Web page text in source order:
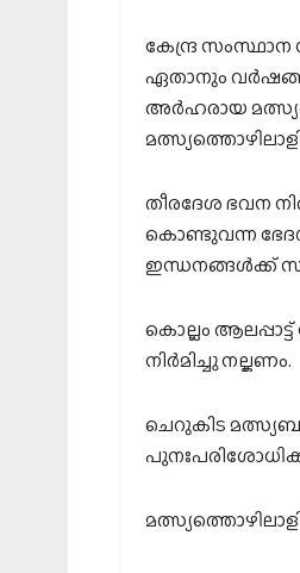
കേന്ദ്ര സംസ്ഥാന
ഏതാനും
അര്‍ഹരായ
തീരദേശ ഭവന
കൊണ്ടുവന്ന
ഇന്ധനങ്ങള്‍ക്ക്
കൊല്ലം
നിര്‍മിച്ചു നല്കണം.
ചെറുകിട